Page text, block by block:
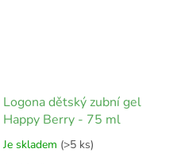
Logona dětský zubní gel
Happy Berry - 75 ml
Je skladem (>5 ks)